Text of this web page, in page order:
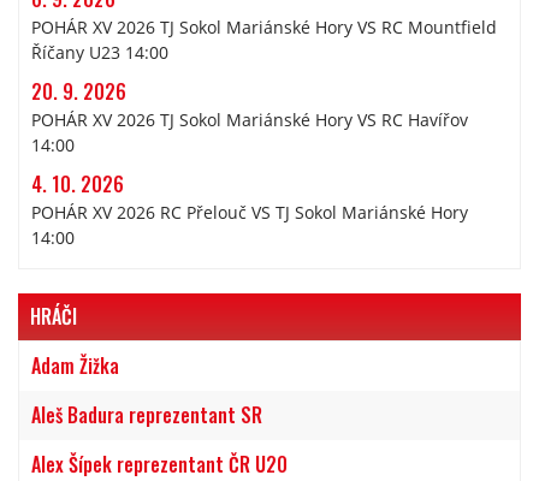
POHÁR XV 2026 TJ Sokol Mariánské Hory VS RC Mountfield
Říčany U23 14:00
20. 9. 2026
POHÁR XV 2026 TJ Sokol Mariánské Hory VS RC Havířov
14:00
4. 10. 2026
POHÁR XV 2026 RC Přelouč VS TJ Sokol Mariánské Hory
14:00
HRÁČI
Adam Žižka
Aleš Badura reprezentant SR
Alex Šípek reprezentant ČR U20